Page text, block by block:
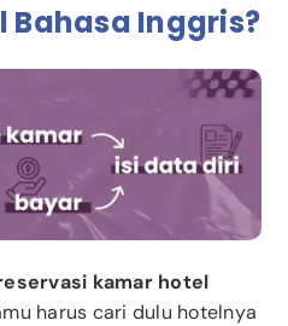
Bahasa Inggris?
kamar hotel
harus cari dulu hotelnya